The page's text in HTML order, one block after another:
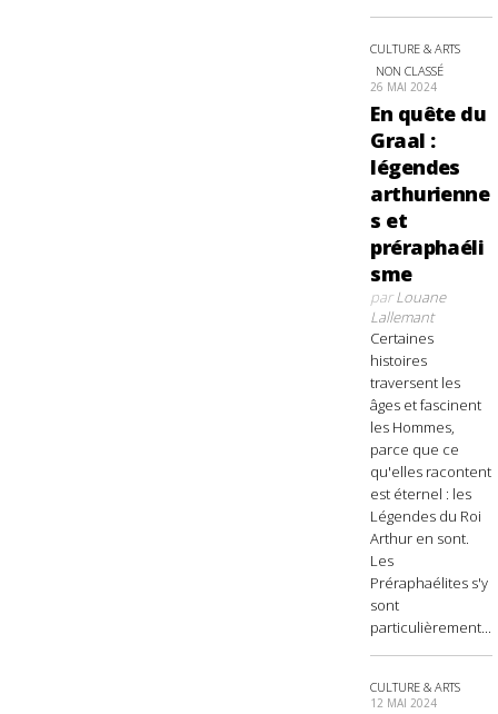
CULTURE & ARTS
NON CLASSÉ
26 MAI 2024
En quête du
Graal :
légendes
arthurienne
s et
préraphaéli
sme
parLouane
Lallemant
Certaines
histoires
traversent les
âges et fascinent
les Hommes,
parce que ce
qu'elles racontent
est éternel : les
Légendes du Roi
Arthur en sont.
Les
Préraphaélites s'y
sont
particulièrement...
CULTURE & ARTS
12 MAI 2024